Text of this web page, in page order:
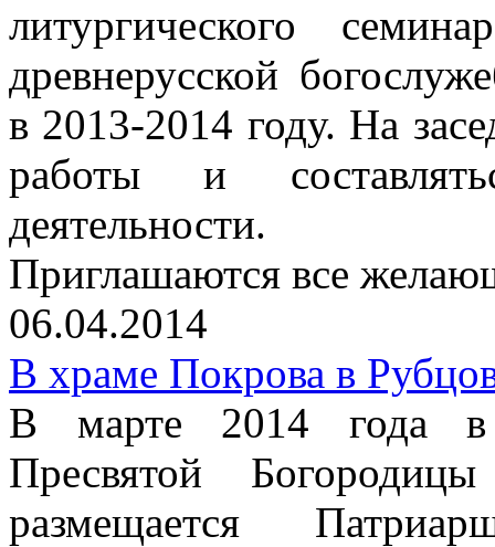
литургического
древнерусской
в 2013-2014 году. На
работы и
деятельности.
Приглашаются все
06.04.2014
В храме Покрова в
В марте 2014 года в
Пресвятой
размещается